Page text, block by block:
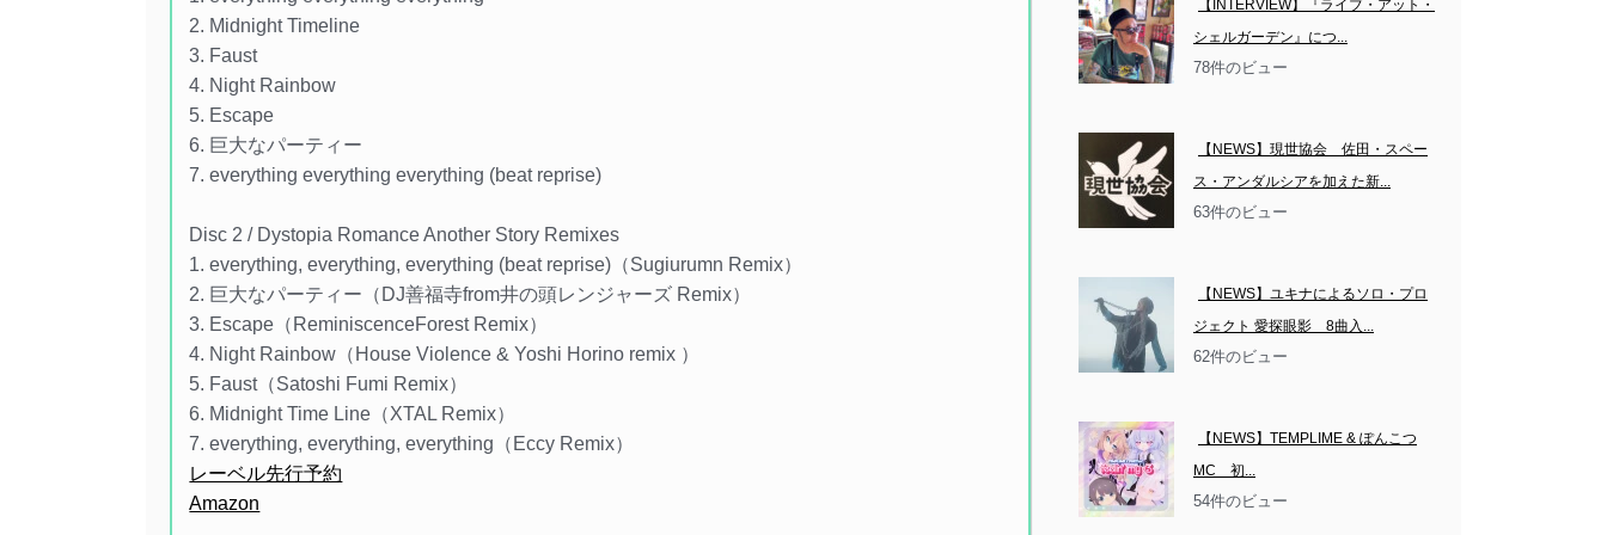
2. Midnight Timeline
3. Faust
4. Night Rainbow
5. Escape
6. 巨大なパーティー
7. everything everything everything (beat reprise)
Disc 2 / Dystopia Romance Another Story Remixes
1. everything, everything, everything (beat reprise)（Sugiurumn Remix）
2. 巨大なパーティー（DJ善福寺from井の頭レンジャーズ Remix）
3. Escape（ReminiscenceForest Remix）
4. Night Rainbow（House Violence & Yoshi Horino remix ）
5. Faust（Satoshi Fumi Remix）
6. Midnight Time Line（XTAL Remix）
7. everything, everything, everything（Eccy Remix）
レーベル先行予約
Amazon
【INTERVIEW】『ライブ・アット・
シェルガーデン』につ...
78件のビュー
【NEWS】現世協会　佐田・スペー
ス・アンダルシアを加えた新...
63件のビュー
【NEWS】ユキナによるソロ・プロ
ジェクト 愛探眼影　8曲入...
62件のビュー
【NEWS】TEMPLIME & ぽんこつ
MC　初...
54件のビュー